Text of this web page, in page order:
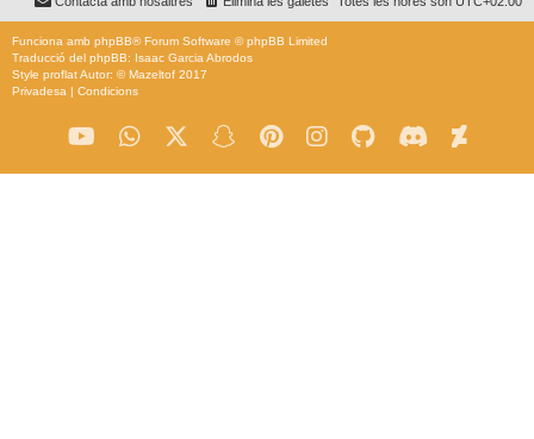
Funciona amb phpBB® Forum Software © phpBB Limited
Traducció del phpBB: Isaac Garcia Abrodos
Style proflatAutor: ©Mazeltof 2017
Privadesa | Condicions